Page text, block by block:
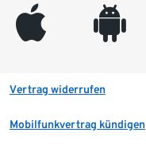
appleinc android
Vertrag widerrufen
Mobilfunkvertrag kündigen